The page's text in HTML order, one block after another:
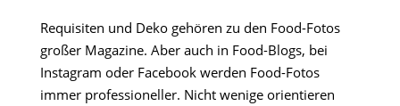
Requisiten und Deko gehören zu den Food-Fotos
großer Magazine. Aber auch in Food-Blogs, bei
Instagram oder Facebook werden Food-Fotos
immer professioneller. Nicht wenige orientieren